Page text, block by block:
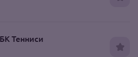
Тенниси